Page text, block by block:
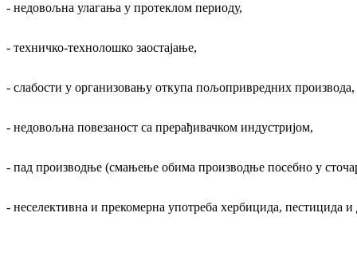
- недовољна улагања у протеклом периоду,
- техничко-технолошко заостајање,
- слабости у организовању откупа пољопривредних производа,
- недовољна повезаност са прерађивачком индустријом,
- пад производње (смањење обима производње посебно у
- неселективна и прекомерна употреба хербицида, пестицида и